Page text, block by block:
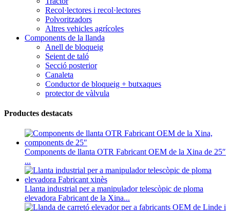
Recol·lectores i recol·lectores
Polvoritzadors
Altres vehicles agrícoles
Components de la llanda
Anell de bloqueig
Seient de taló
Secció posterior
Canaleta
Conductor de bloqueig + butxaques
protector de vàlvula
Productes destacats
Components de llanta OTR Fabricant OEM de la Xina de 25″
...
Llanta industrial per a manipulador telescòpic de ploma
elevadora Fabricant de la Xina...